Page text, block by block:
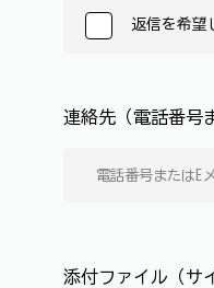
返信を希望
連絡先（電話番号
添付ファイル（サ